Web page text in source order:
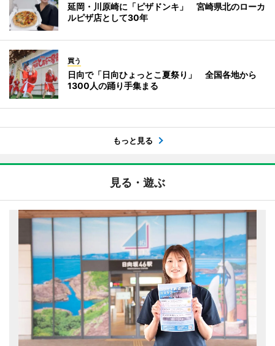
延岡・川原崎に「ピザドンキ」 宮崎県北のローカ
ルピザ店として30年
買う
日向で「日向ひょっとこ夏祭り」 全国各地から
1300人の踊り手集まる
もっと見る
見る・遊ぶ